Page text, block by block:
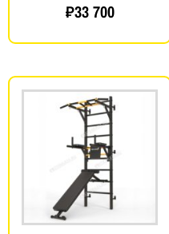
₽33 700